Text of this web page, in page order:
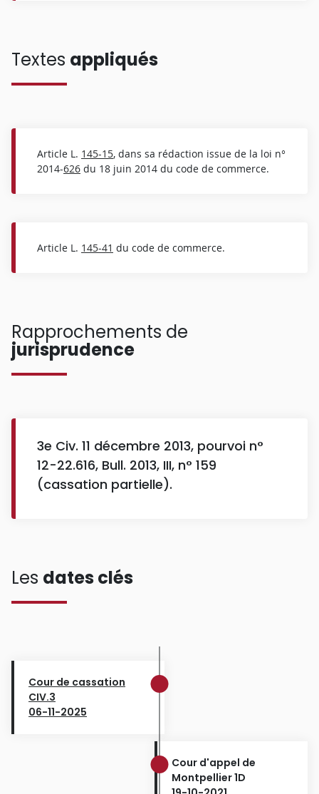
Textes appliqués
Article L. 145-15, dans sa rédaction issue de la loi n°
2014-626 du 18 juin 2014 du code de commerce.
Article L. 145-41 du code de commerce.
Rapprochements de
jurisprudence
3e Civ. 11 décembre 2013, pourvoi n°
12-22.616, Bull. 2013, III, n° 159
(cassation partielle).
Les dates clés
Cour de cassation
CIV.3
06-11-2025
Cour d'appel de
Montpellier 1D